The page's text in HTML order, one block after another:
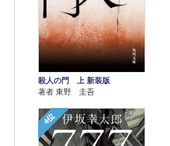
殺人の門 上 新装版
著者 東野 圭吾
4位